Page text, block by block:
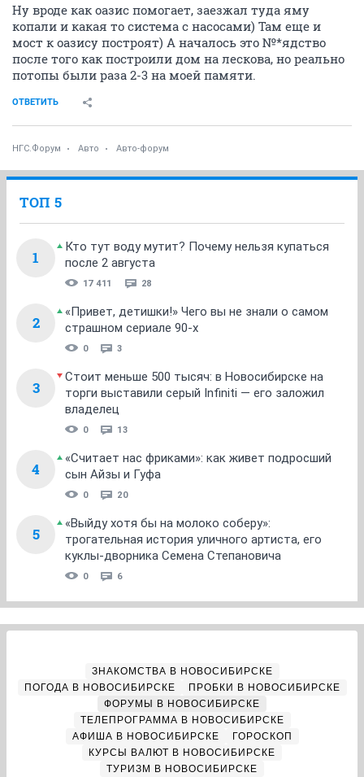
Ну вроде как оазис помогает, заезжал туда яму
копали и какая то система с насосами) Там еще и
мост к оазису построят) А началось это №*ядство
после того как построили дом на лескова, но реально
потопы были раза 2-3 на моей памяти.
ОТВЕТИТЬ
НГС.Форум Авто Авто-форум
ТОП 5
1
Кто тут воду мутит? Почему нельзя купаться
после 2 августа
17 411 28
2
«Привет, детишки!» Чего вы не знали о самом
страшном сериале 90-х
0 3
3
Стоит меньше 500 тысяч: в Новосибирске на
торги выставили серый Infiniti — его заложил
владелец
0 13
4
«Считает нас фриками»: как живет подросший
сын Айзы и Гуфа
0 20
5
«Выйду хотя бы на молоко соберу»:
трогательная история уличного артиста, его
куклы-дворника Семена Степановича
0 6
ЗНАКОМСТВА В НОВОСИБИРСКЕ
ПОГОДА В НОВОСИБИРСКЕ
ПРОБКИ В НОВОСИБИРСКЕ
ФОРУМЫ В НОВОСИБИРСКЕ
ТЕЛЕПРОГРАММА В НОВОСИБИРСКЕ
АФИША В НОВОСИБИРСКЕ
ГОРОСКОП
КУРСЫ ВАЛЮТ В НОВОСИБИРСКЕ
ТУРИЗМ В НОВОСИБИРСКЕ